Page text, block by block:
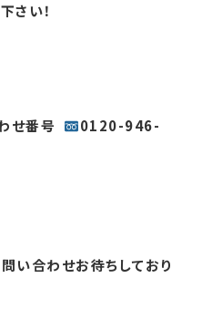
さい！
せ番号
0120-946-
い合わせお待ちしており